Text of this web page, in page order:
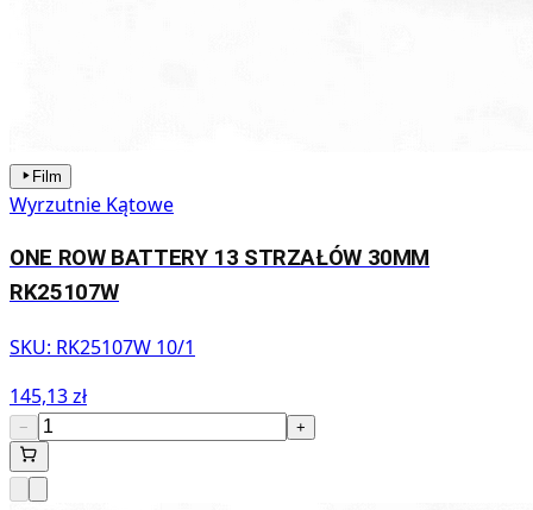
Film
Wyrzutnie Kątowe
ONE ROW BATTERY 13 STRZAŁÓW 30MM
RK25107W
SKU: RK25107W 10/1
145,13 zł
− +